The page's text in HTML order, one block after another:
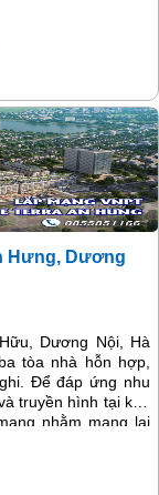
Hưng, Dương
Dương Nội, Hà
tòa nhà hỗn hợp,
Để đáp ứng nhu
truyền hình tại khu
nhằm mang lại